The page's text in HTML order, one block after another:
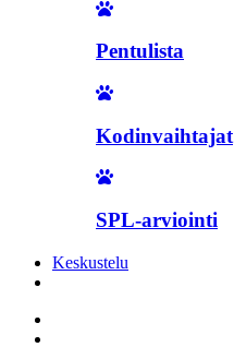
Pentulista
Kodinvaihtajat
SPL-arviointi
Keskustelu